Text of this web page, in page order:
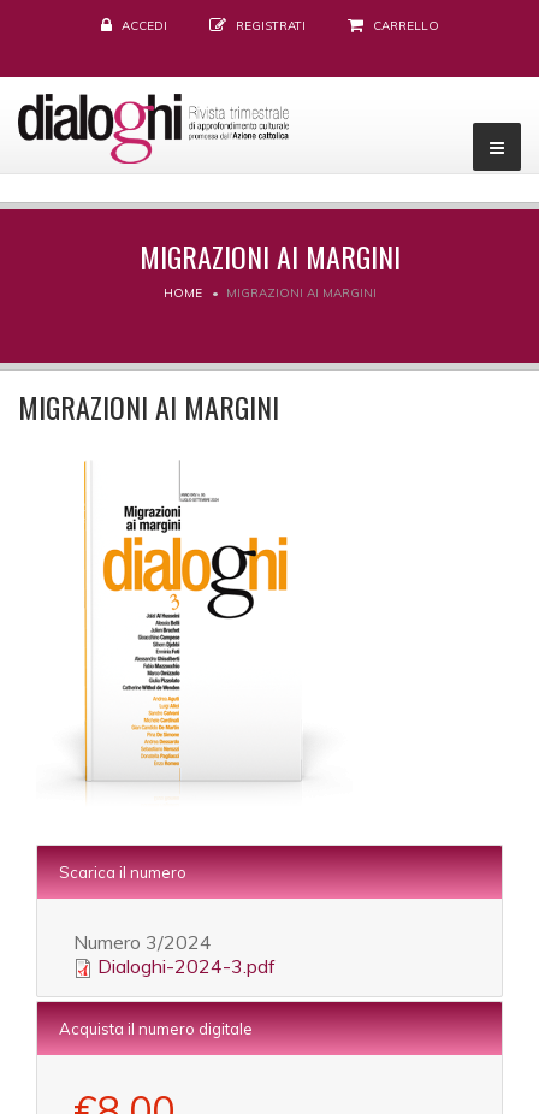
ACCEDI REGISTRATI CARRELLO
MIGRAZIONI AI MARGINI
HOME MIGRAZIONI AI MARGINI
MIGRAZIONI AI MARGINI
Scarica il numero
Numero 3/2024
Dialoghi-2024-3.pdf
Acquista il numero digitale